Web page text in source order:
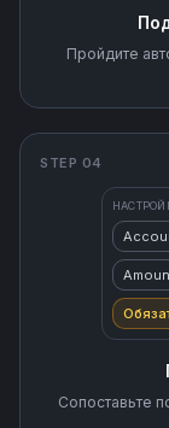
Пройдите
STEP 04
Сопоставьте